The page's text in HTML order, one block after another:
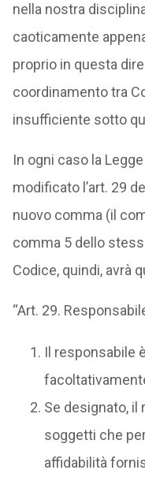
nella nostra
caoticamente
proprio in questa
coordinamento tra
insufficiente sotto
In ogni caso la
modificato l’art. 29
nuovo comma (il
comma 5 dello
Codice, quindi, avrà
“Art. 29.
Il responsabile
Se designato, il
soggetti che
affidabilità